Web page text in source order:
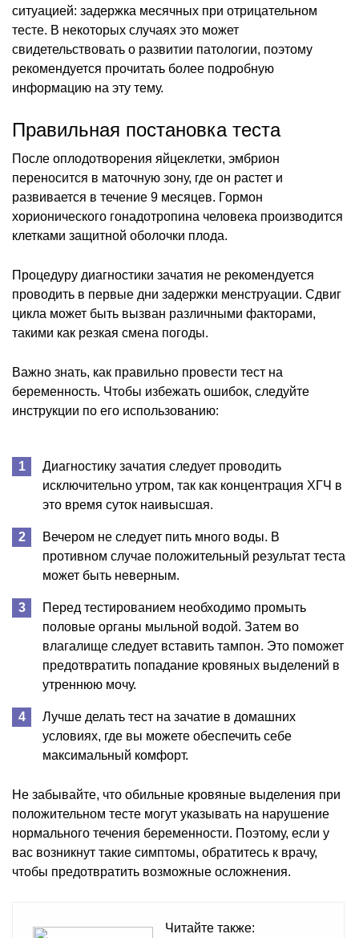
ситуацией: задержка месячных при отрицательном
тесте. В некоторых случаях это может
свидетельствовать о развитии патологии, поэтому
рекомендуется прочитать более подробную
информацию на эту тему.
Правильная постановка теста
После оплодотворения яйцеклетки, эмбрион
переносится в маточную зону, где он растет и
развивается в течение 9 месяцев. Гормон
хорионического гонадотропина человека производится
клетками защитной оболочки плода.
Процедуру диагностики зачатия не рекомендуется
проводить в первые дни задержки менструации. Сдвиг
цикла может быть вызван различными факторами,
такими как резкая смена погоды.
Важно знать, как правильно провести тест на
беременность. Чтобы избежать ошибок, следуйте
инструкции по его использованию:
Диагностику зачатия следует проводить
исключительно утром, так как концентрация ХГЧ в
это время суток наивысшая.
Вечером не следует пить много воды. В
противном случае положительный результат теста
может быть неверным.
Перед тестированием необходимо промыть
половые органы мыльной водой. Затем во
влагалище следует вставить тампон. Это поможет
предотвратить попадание кровяных выделений в
утреннюю мочу.
Лучше делать тест на зачатие в домашних
условиях, где вы можете обеспечить себе
максимальный комфорт.
Не забывайте, что обильные кровяные выделения при
положительном тесте могут указывать на нарушение
нормального течения беременности. Поэтому, если у
вас возникнут такие симптомы, обратитесь к врачу,
чтобы предотвратить возможные осложнения.
Читайте также: